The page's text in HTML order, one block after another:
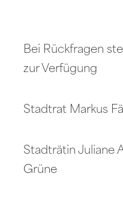
Bei Rückfragen
zur Verfügung
Stadtrat Markus
Stadträtin Juliane
Grüne